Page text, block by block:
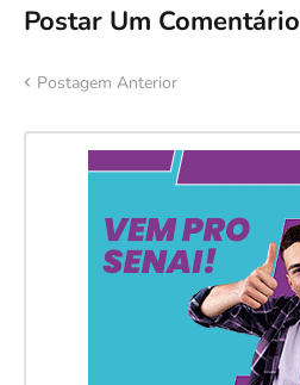
Postar Um Comentário
Postagem Anterior